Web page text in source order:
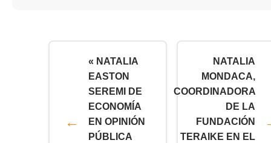
« NATALIA
EASTON
SEREMI DE
ECONOMÍA
EN OPINIÓN
PÚBLICA
NATALIA
MONDACA,
COORDINADORA
DE LA
FUNDACIÓN
TERAIKE EN EL